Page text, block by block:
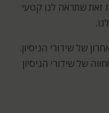
זאת שתראה לנו קטעי
של שידורי הניסיון.
של שידורי הניסיון